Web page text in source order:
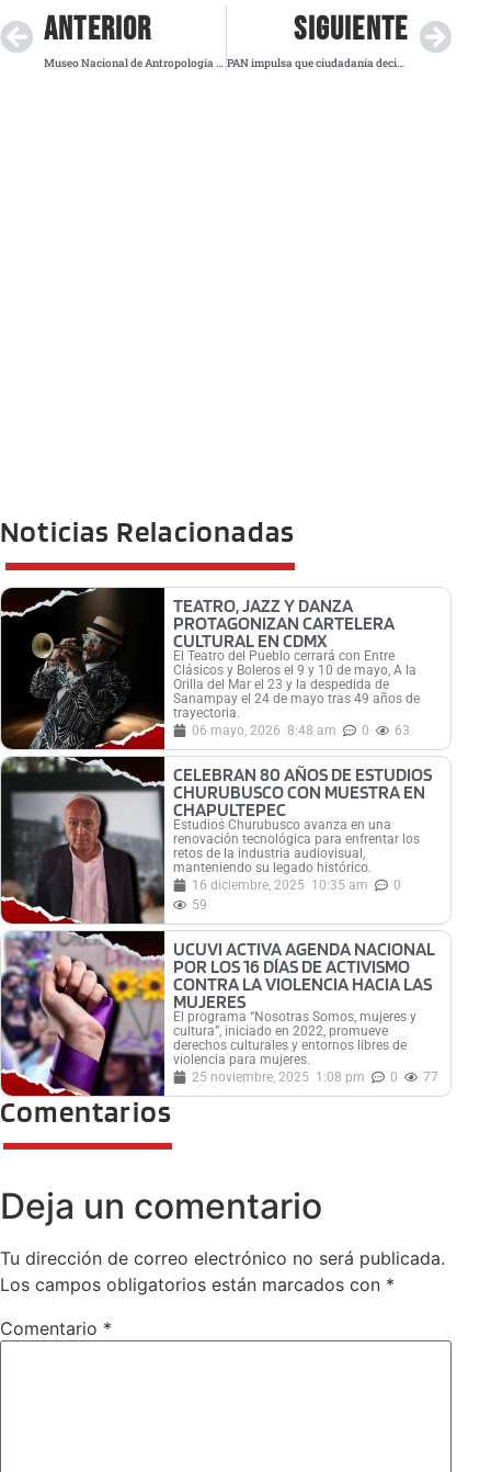
ANTERIOR
Museo Nacional de Antropología abre once días de FILAH con cine, música y foros
SIGUIENTE
PAN impulsa que ciudadanía decida destino de recursos públicos
Noticias Relacionadas
TEATRO, JAZZ Y DANZA
PROTAGONIZAN CARTELERA
CULTURAL EN CDMX
El Teatro del Pueblo cerrará con Entre
Clásicos y Boleros el 9 y 10 de mayo, A la
Orilla del Mar el 23 y la despedida de
Sanampay el 24 de mayo tras 49 años de
trayectoria.
06 mayo, 2026 8:48 am 0 63
CELEBRAN 80 AÑOS DE ESTUDIOS
CHURUBUSCO CON MUESTRA EN
CHAPULTEPEC
Estudios Churubusco avanza en una
renovación tecnológica para enfrentar los
retos de la industria audiovisual,
manteniendo su legado histórico.
16 diciembre, 2025 10:35 am
0
59
UCUVI ACTIVA AGENDA NACIONAL
POR LOS 16 DÍAS DE ACTIVISMO
CONTRA LA VIOLENCIA HACIA LAS
MUJERES
El programa “Nosotras Somos, mujeres y
cultura”, iniciado en 2022, promueve
derechos culturales y entornos libres de
violencia para mujeres.
25 noviembre, 2025 1:08 pm 0 77
Comentarios
Deja un comentario
Tu dirección de correo electrónico no será publicada.
Los campos obligatorios están marcados con *
Comentario *